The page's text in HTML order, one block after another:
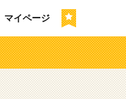
マイページ